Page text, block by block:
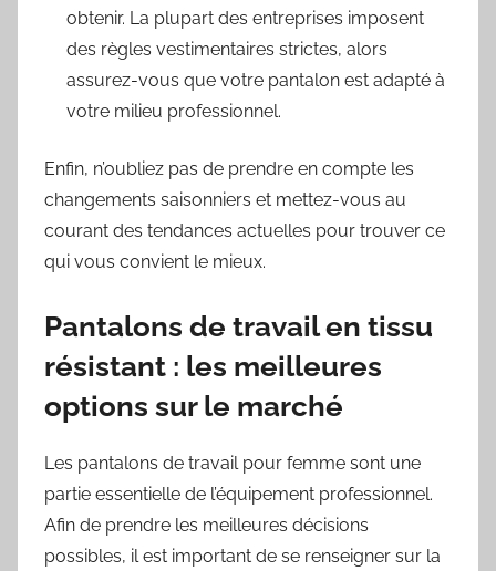
obtenir. La plupart des entreprises imposent
des règles vestimentaires strictes, alors
assurez-vous que votre pantalon est adapté à
votre milieu professionnel.
Enfin, n’oubliez pas de prendre en compte les
changements saisonniers et mettez-vous au
courant des tendances actuelles pour trouver ce
qui vous convient le mieux.
Pantalons de travail en tissu
résistant : les meilleures
options sur le marché
Les pantalons de travail pour femme sont une
partie essentielle de l’équipement professionnel.
Afin de prendre les meilleures décisions
possibles, il est important de se renseigner sur la